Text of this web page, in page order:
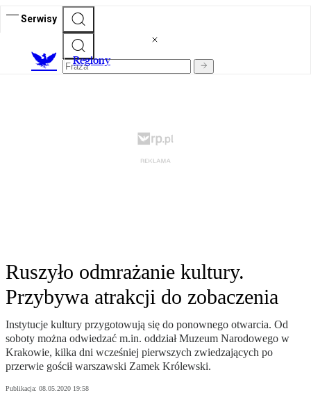
Serwisy
Regiony
Ruszyło odmrażanie kultury.
Przybywa atrakcji do zobaczenia
Instytucje kultury przygotowują się do ponownego otwarcia. Od
soboty można odwiedzać m.in. oddział Muzeum Narodowego w
Krakowie, kilka dni wcześniej pierwszych zwiedzających po
przerwie gościł warszawski Zamek Królewski.
Publikacja: 08.05.2020 19:58